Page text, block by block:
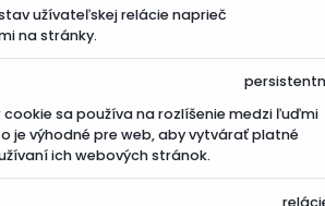
užívateľskej relácie naprieč
na stránky.
cookie sa používa na rozlíšenie medzi ľuďmi
je výhodné pre web, aby vytvárať platné
ich webových stránok.